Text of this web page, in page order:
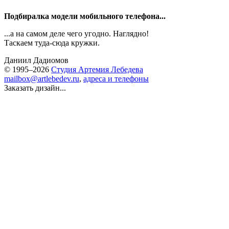
Подбиралка модели мобильного телефона...
...а на самом деле чего угодно. Наглядно!
Таскаем туда-сюда кружки.
Даниил Дадиомов
© 1995–2026 Студия Артемия Лебедева
mailbox@artlebedev.ru, адреса и телефоны
Заказать дизайн...